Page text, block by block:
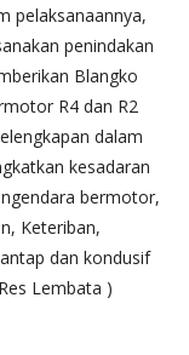
pelaksanaannya,
penindakan
Blangko
R4 dan R2
dalam
kesadaran
bermotor,
Keteriban,
dan kondusif
Lembata )